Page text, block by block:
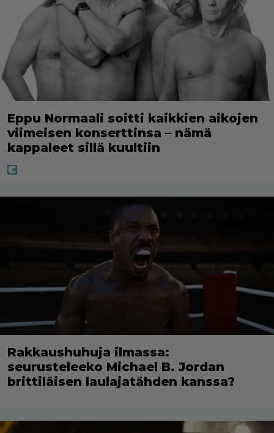
Eppu Normaali soitti kaikkien aikojen
viimeisen konserttinsa – nämä
kappaleet sillä kuultiin
Rakkaushuhuja ilmassa:
seurusteleeko Michael B. Jordan
brittiläisen laulajatähden kanssa?